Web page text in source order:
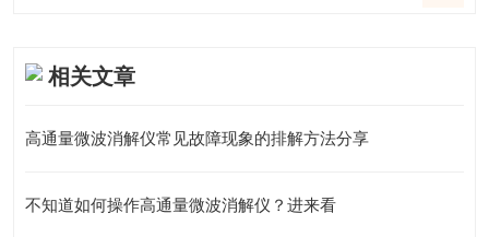
相关文章
高通量微波消解仪常见故障现象的排解方法分享
不知道如何操作高通量微波消解仪？进来看